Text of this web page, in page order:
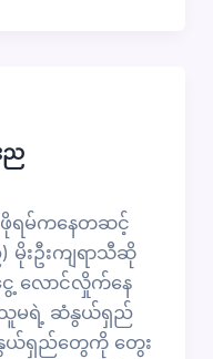
ည
ဖိုရမ်ကနေတဆင့်
းဦးကျရာသီဆို
ေ့ လောင်လှိုက်နေ
မရဲ့ ဆံနွယ်ရှည်
ယ်ရှည်တွေကို​ တွေး